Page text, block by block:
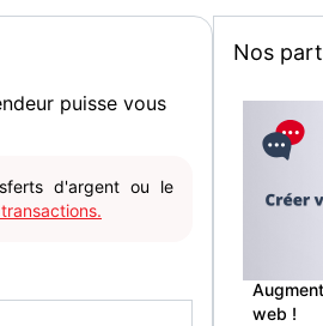
puisse vous
d'argent ou le
Nos
web !